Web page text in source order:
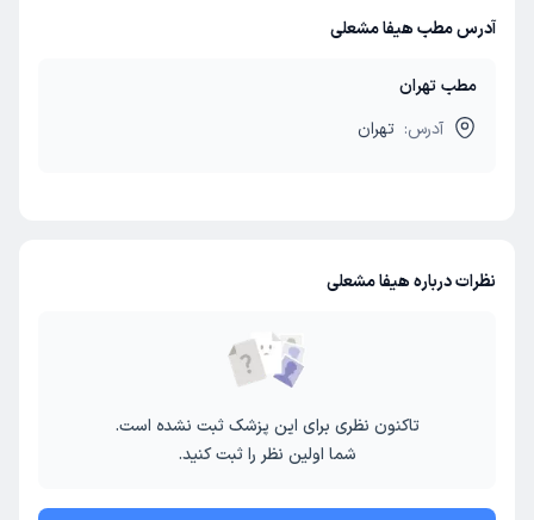
آدرس مطب هیفا مشعلی
مطب تهران
آدرس: تهران
نظرات درباره هیفا مشعلی
تاکنون نظری برای این پزشک ثبت نشده است.
شما اولین نظر را ثبت کنید.